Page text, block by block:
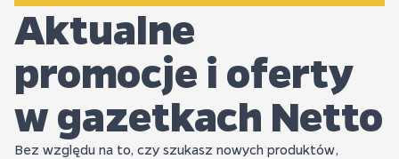
Aktualne
promocje i oferty
w gazetkach Netto
Bez względu na to, czy szukasz nowych produktów,